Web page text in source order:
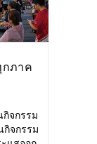
กภาค
กิจกรรม
กิจกรรม